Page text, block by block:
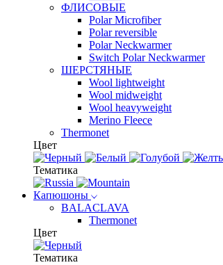
ФЛИСОВЫЕ
Polar Microfiber
Polar reversible
Polar Neckwarmer
Switch Polar Neckwarmer
ШЕРСТЯНЫЕ
Wool lightweight
Wool midweight
Wool heavyweight
Merino Fleece
Thermonet
Цвет
Тематика
Капюшоны
BALACLAVA
Thermonet
Цвет
Тематика